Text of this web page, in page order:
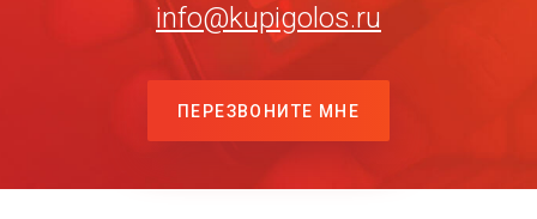
info@kupigolos.ru
ПЕРЕЗВОНИТЕ МНЕ